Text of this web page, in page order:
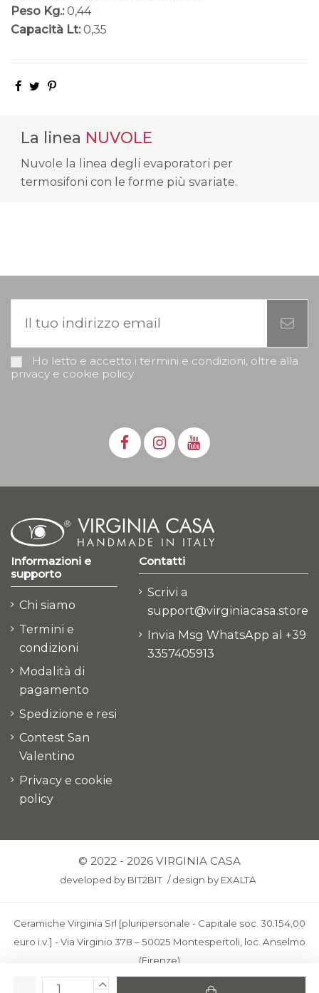
Peso Kg.: 0,44
Capacità Lt: 0,35
La linea NUVOLE
Nuvole la linea degli evaporatori per
termosifoni con le forme più svariate.
Ho letto e accetto i termini e condizioni, oltre alla
privacy e cookie policy
Informazioni e
supporto
Chi siamo
Termini e
condizioni
Modalità di
pagamento
Spedizione e resi
Contest San
Valentino
Privacy e cookie
policy
Contatti
Scrivi a
support@virginiacasa.store
Invia Msg WhatsApp al +39
3357405913
© 2022 - 2026 VIRGINIA CASA
developed by BIT2BIT /design by EXALTA
Ceramiche Virginia Srl [pluripersonale - Capitale soc. 30.154,00
euro i.v.] - Via Virginio 378 – 50025 Montespertoli, loc. Anselmo
(Firenze)
C.F. e P.IVA: IT00436100481 - REA: FI-227733 - PEC: